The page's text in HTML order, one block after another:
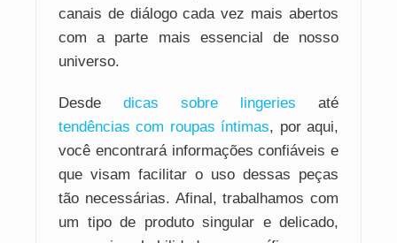
canais de diálogo cada vez mais abertos
com a parte mais essencial de nosso
universo.
Desde dicas sobre lingeries até
tendências com roupas íntimas, por aqui,
você encontrará informações confiáveis e
que visam facilitar o uso dessas peças
tão necessárias. Afinal, trabalhamos com
um tipo de produto singular e delicado,